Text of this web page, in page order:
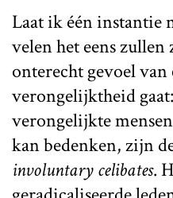
Laat ik één instantie
velen het eens
onterecht gevoel
verongelijktheid gaat:
verongelijkte
kan bedenken, zijn
involuntary celibates.